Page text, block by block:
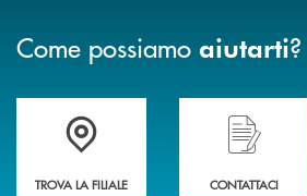
Come possiamo aiutarti?
Trova la filiale più vicina a te .
TROVA LA FILIALE
Hai bisogno di
CONTATTACI